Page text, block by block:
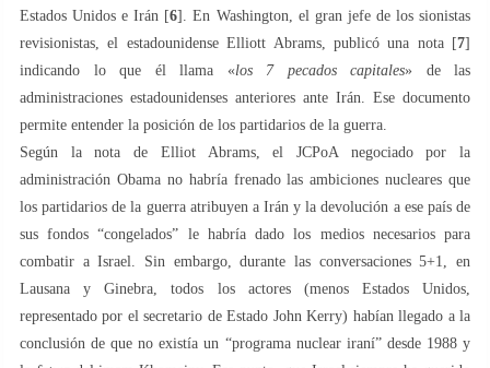
Estados Unidos e Irán [6]. En Washington, el gran jefe de los sionistas
revisionistas, el estadounidense Elliott Abrams, publicó una nota [7]
indicando lo que él llama «los 7 pecados capitales» de las
administraciones estadounidenses anteriores ante Irán. Ese documento
permite entender la posición de los partidarios de la guerra.
Según la nota de Elliot Abrams, el JCPoA negociado por la
administración Obama no habría frenado las ambiciones nucleares que
los partidarios de la guerra atribuyen a Irán y la devolución a ese país de
sus fondos “congelados” le habría dado los medios necesarios para
combatir a Israel. Sin embargo, durante las conversaciones 5+1, en
Lausana y Ginebra, todos los actores (menos Estados Unidos,
representado por el secretario de Estado John Kerry) habían llegado a la
conclusión de que no existía un “programa nuclear iraní” desde 1988 y